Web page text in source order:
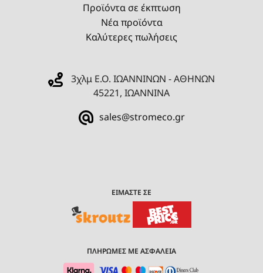
Προϊόντα σε έκπτωση
Νέα προϊόντα
Καλύτερες πωλήσεις
3χλμ Ε.Ο. ΙΩΑΝΝΙΝΩΝ - ΑΘΗΝΩΝ
45221, ΙΩΑΝΝΙΝΑ
sales@stromeco.gr
ΕΙΜΑΣΤΕ ΣΕ
ΠΛΗΡΩΜΕΣ ΜΕ ΑΣΦΑΛΕΙΑ